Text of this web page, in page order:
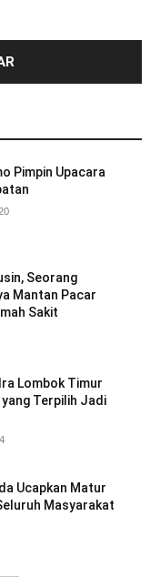
Pimpin Upacara
Seorang
Mantan Pacar
Sakit
Lombok Timur
Terpilih Jadi
Ucapkan Matur
Masyarakat